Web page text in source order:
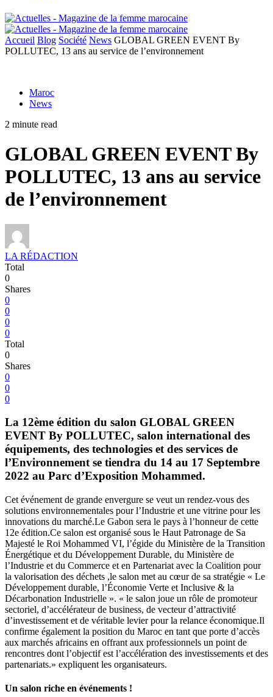
Accueil Blog Société News GLOBAL GREEN EVENT By
POLLUTEC, 13 ans au service de l’environnement
Maroc
News
2 minute read
GLOBAL GREEN EVENT By
POLLUTEC, 13 ans au service
de l’environnement
LA RÉDACTION
Total
0
Shares
0
0
0
0
Total
0
Shares
0
0
0
La 12ème édition du salon GLOBAL GREEN
EVENT By POLLUTEC, salon international des
équipements, des technologies et des services de
l’Environnement se tiendra du 14 au 17 Septembre
2022 au Parc d’Exposition Mohammed.
Cet événement de grande envergure se veut un rendez-vous des
solutions environnementales pour l’Industrie et une vitrine pour les
innovations du marché.Le Gabon sera le pays à l’honneur de cette
12e édition.Ce salon est organisé sous le Haut Patronage de Sa
Majesté le Roi Mohammed VI, l’égide du Ministère de la Transition
Énergétique et du Développement Durable, du Ministère de
l’Industrie et du Commerce et en Partenariat avec la Coalition pour
la valorisation des déchets ,le salon met au cœur de sa stratégie « Le
Développement durable, l’Économie Verte et Inclusive & la
Décarbonation Industrielle ». « le salon joue un rôle de promoteur
sectoriel, d’accélérateur de business, de vecteur d’attractivité
d’investissement et de véritable levier pour la relance économique.Il
confirme également la position du Maroc en tant que porte d’accès
aux marchés africains en offrant aux professionnels un point de
rencontres dont l’objectif est l’accélération des investissements et des
partenariats.» expliquent les organisateurs.
Un salon riche en événements !